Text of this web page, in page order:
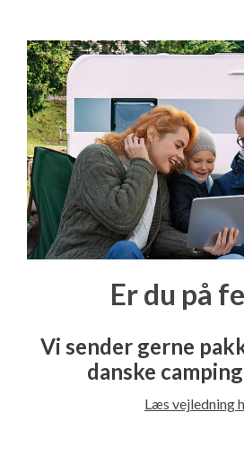
Er du på
Vi sender gerne
danske
Læs vejledning